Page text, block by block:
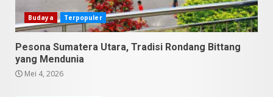
Budaya Terpopuler
Pesona Sumatera Utara, Tradisi Rondang Bittang
yang Mendunia
Mei 4, 2026
2
Unik
Juli 13, 2026